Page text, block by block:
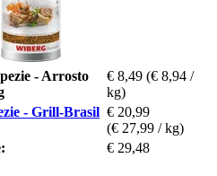
- Arrosto
€ 8,49 (€ 8,94 /
kg)
- Grill-Brasil € 20,99
(€ 27,99 / kg)
€ 29,48